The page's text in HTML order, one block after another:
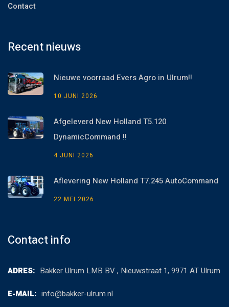
Contact
Recent nieuws
Nieuwe voorraad Evers Agro in Ulrum!!
10 JUNI 2026
Afgeleverd New Holland T5.120
DynamicCommand !!
4 JUNI 2026
Aflevering New Holland T7.245 AutoCommand
22 MEI 2026
Contact info
ADRES: Bakker Ulrum LMB BV , Nieuwstraat 1, 9971 AT Ulrum
E-MAIL: info@bakker-ulrum.nl